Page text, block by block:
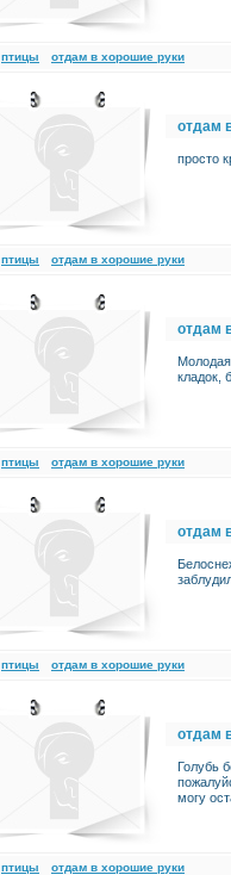
птицы отдам в хорошие руки
отдам
просто
птицы отдам в хорошие руки
отдам
кладок,
птицы отдам в хорошие руки
отдам
птицы отдам в хорошие руки
отдам
Голубь
могу
птицы отдам в хорошие руки